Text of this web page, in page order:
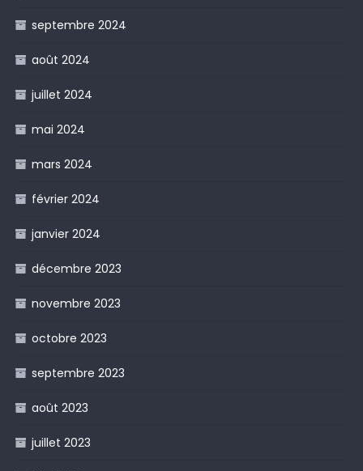
septembre 2024
août 2024
juillet 2024
mai 2024
mars 2024
février 2024
janvier 2024
décembre 2023
novembre 2023
octobre 2023
septembre 2023
août 2023
juillet 2023